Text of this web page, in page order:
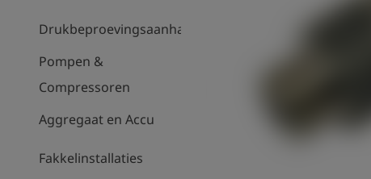
Drukbeproevingsaanhanger
Pompen &
Compressoren
Aggregaat en Accu
Fakkelinstallaties